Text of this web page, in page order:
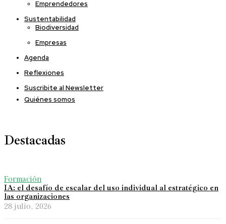
Emprendedores
Sustentabilidad
Biodiversidad
Empresas
Agenda
Reflexiones
Suscribite al Newsletter
Quiénes somos
Destacadas
Formación
IA: el desafío de escalar del uso individual al estratégico en
las organizaciones
28 julio, 2026